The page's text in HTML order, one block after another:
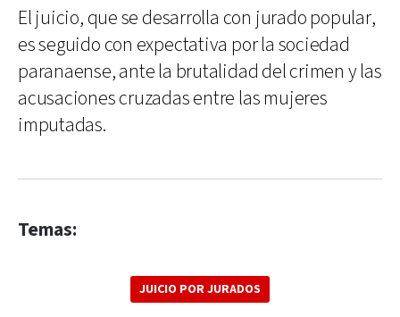
El juicio, que se desarrolla con jurado popular,
es seguido con expectativa por la sociedad
paranaense, ante la brutalidad del crimen y las
acusaciones cruzadas entre las mujeres
imputadas.
Temas:
JUICIO POR JURADOS